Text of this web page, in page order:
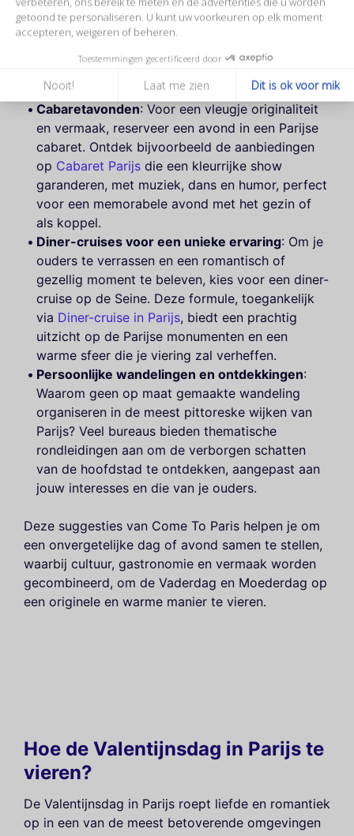
getoond te personaliseren. U kunt uw voorkeuren op elk moment
accepteren, weigeren of beheren.
Toestemmingen gecertificeerd door
Nooit! Laat me zien Dit is ok voor mik
Welke bijzondere ervaringen om
je geliefde ouders te verrassen
en te verwennen?
Cabaretavonden: Voor een vleugje originaliteit
en vermaak, reserveer een avond in een Parijse
cabaret. Ontdek bijvoorbeeld de aanbiedingen
op Cabaret Parijs die een kleurrijke show
garanderen, met muziek, dans en humor, perfect
voor een memorabele avond met het gezin of
als koppel.
Diner-cruises voor een unieke ervaring: Om je
ouders te verrassen en een romantisch of
gezellig moment te beleven, kies voor een diner-
cruise op de Seine. Deze formule, toegankelijk
via Diner-cruise in Parijs, biedt een prachtig
uitzicht op de Parijse monumenten en een
warme sfeer die je viering zal verheffen.
Persoonlijke wandelingen en ontdekkingen:
Waarom geen op maat gemaakte wandeling
organiseren in de meest pittoreske wijken van
Parijs? Veel bureaus bieden thematische
rondleidingen aan om de verborgen schatten
van de hoofdstad te ontdekken, aangepast aan
jouw interesses en die van je ouders.
Deze suggesties van Come To Paris helpen je om
een onvergetelijke dag of avond samen te stellen,
waarbij cultuur, gastronomie en vermaak worden
gecombineerd, om de Vaderdag en Moederdag op
een originele en warme manier te vieren.
Hoe de Valentijnsdag in Parijs te
vieren?
De Valentijnsdag in Parijs roept liefde en romantiek
op in een van de meest betoverende omgevingen